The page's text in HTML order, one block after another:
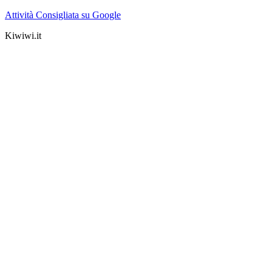
Attività Consigliata su Google
Kiwiwi.it